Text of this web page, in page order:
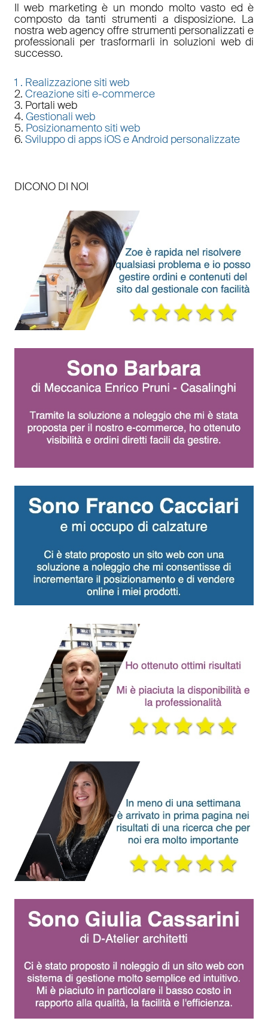
Ilweb marketing è un mondo molto vasto ed è
composto da tanti strumenti a disposizione. La
nostra web agencyoffre strumenti personalizzati e
professionali per trasformarli in soluzioni web di
successo.
1 . Realizzazione siti web
2. Creazione siti e-commerce
3. Portali web
4. Gestionali web
5. Posizionamento siti web
6. Sviluppo di apps iOS e Android personalizzate
DICONO DI NOI